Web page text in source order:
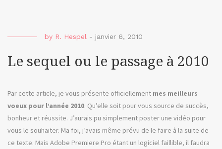
la
3D »
by R. Hespel - janvier 6, 2010
Le sequel ou le passage à 2010
Par cette article, je vous présente officiellement mes meilleurs
voeux pour l’année 2010. Qu’elle soit pour vous source de succès,
bonheur et réussite. J’aurais pu simplement poster une vidéo pour
vous le souhaiter. Ma foi, j’avais même prévu de le faire à la suite de
ce texte. Mais Adobe Premiere Pro étant un logiciel faillible, il faudra